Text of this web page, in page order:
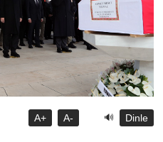
A+ A- 🔊 Dinle